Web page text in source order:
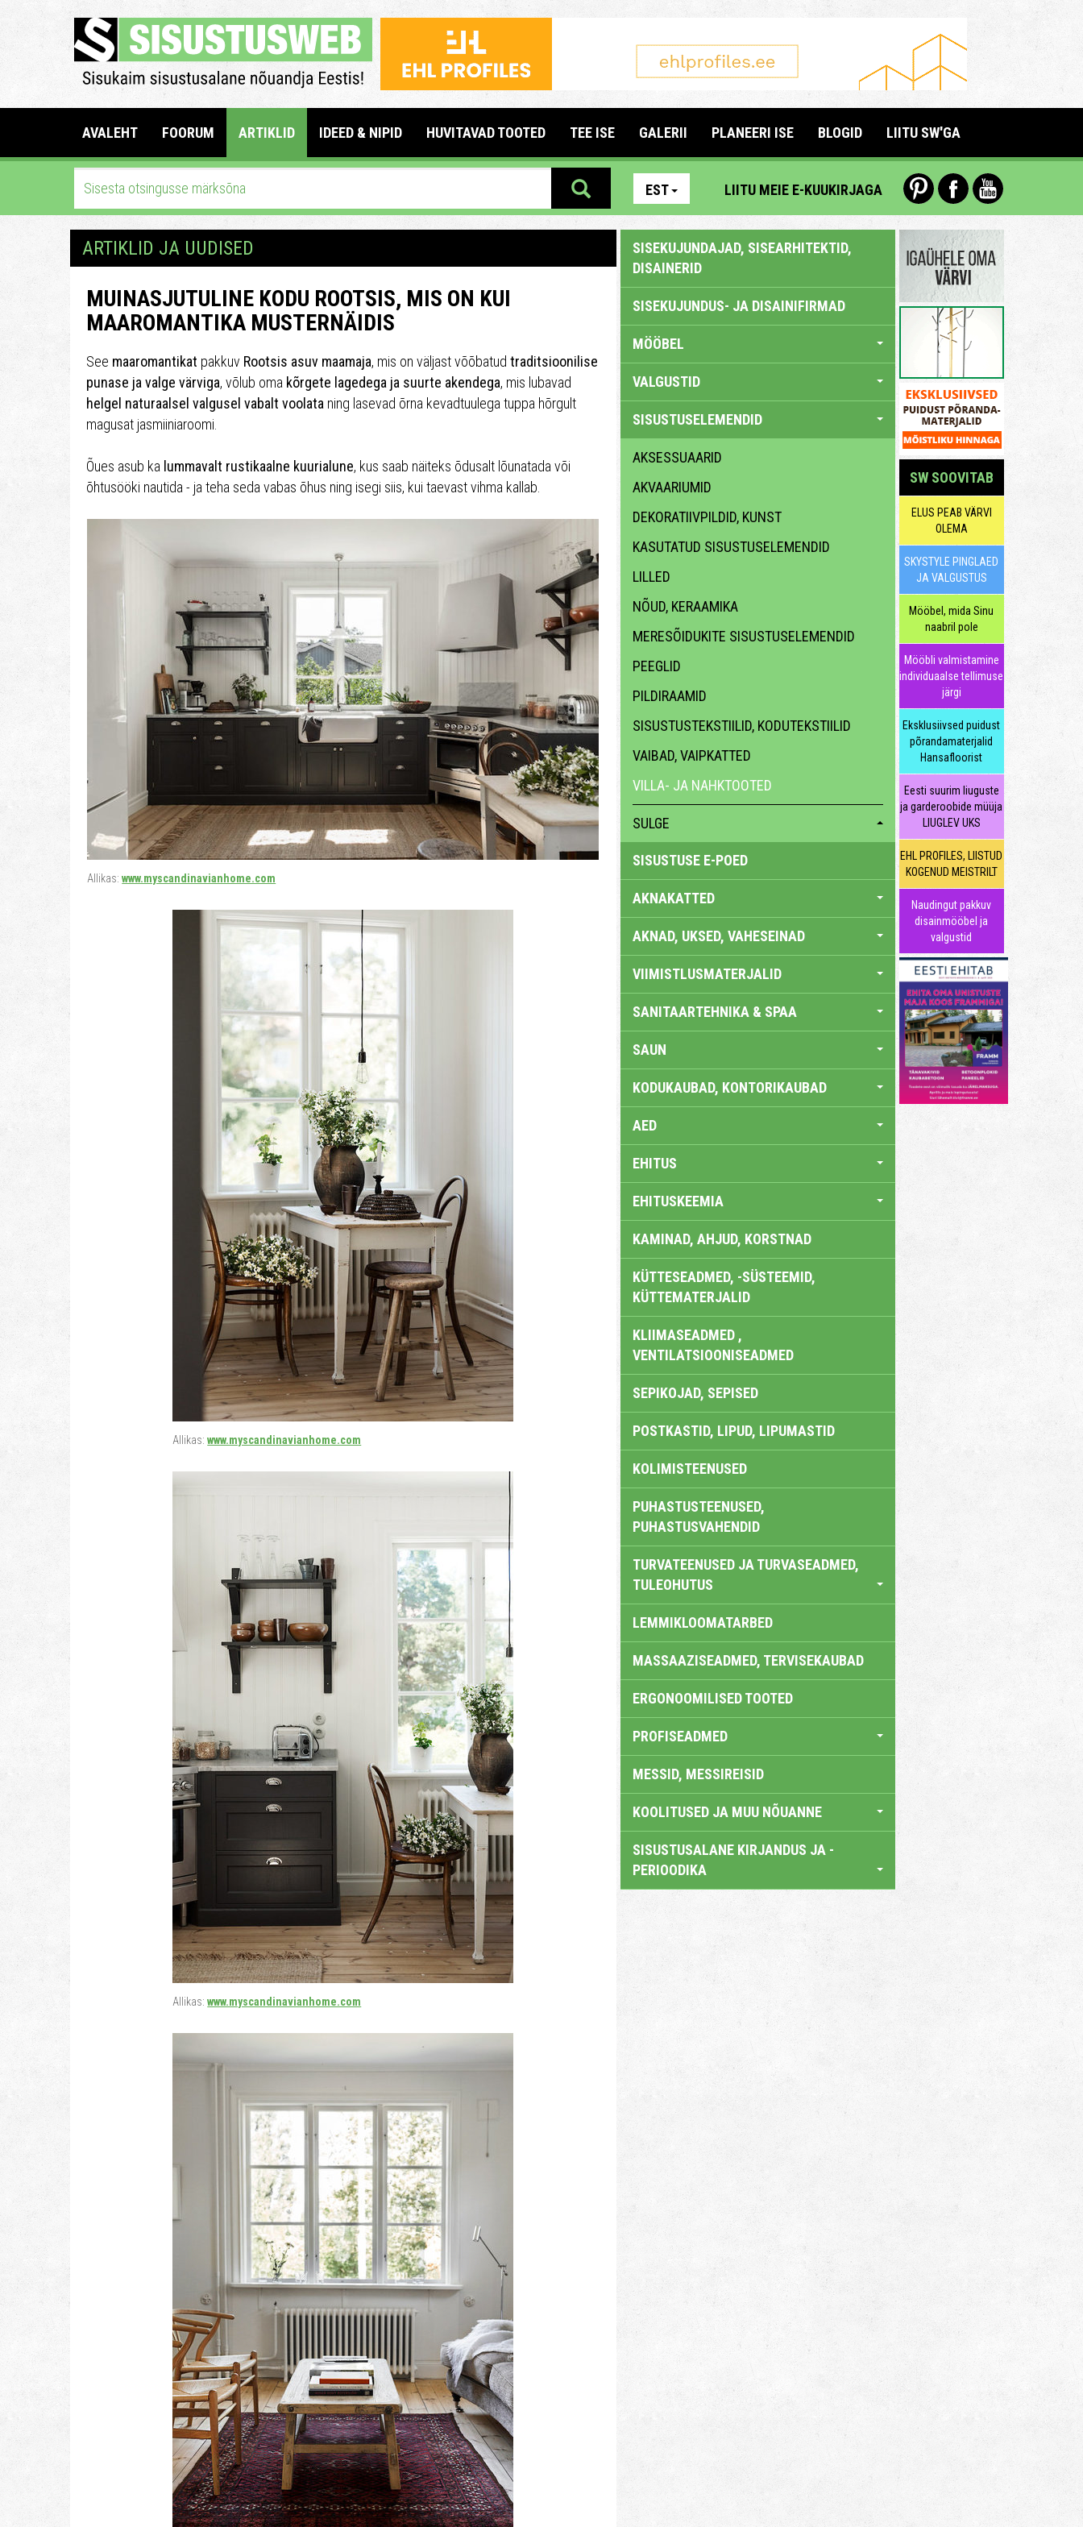
AVALEHT FOORUM ARTIKLID IDEED & NIPID HUVITAVAD TOOTED TEE ISE GALERII PLANEERI ISE BLOGID LIITU SW'GA
EST LIITU MEIE E-KUUKIRJAGA
ARTIKLID JA UUDISED
MUINASJUTULINE KODU ROOTSIS, MIS ON KUI
MAAROMANTIKA MUSTERNÄIDIS
See maaromantikat pakkuv Rootsis asuv maamaja, mis on väljast võõbatud traditsioonilise
punase ja valge värviga, võlub oma kõrgete lagedega ja suurte akendega, mis lubavad
helgel naturaalsel valgusel vabalt voolata ning lasevad õrna kevadtuulega tuppa hõrgult
magusat jasmiiniaroomi.
Õues asub ka lummavalt rustikaalne kuurialune, kus saab näiteks õdusalt lõunatada või
õhtusööki nautida - ja teha seda vabas õhus ning isegi siis, kui taevast vihma kallab.
Allikas:www.myscandinavianhome.com
Allikas:www.myscandinavianhome.com
Allikas:www.myscandinavianhome.com
SISEKUJUNDAJAD, SISEARHITEKTID,
DISAINERID
SISEKUJUNDUS- JA DISAINIFIRMAD
MÖÖBEL
VALGUSTID
SISUSTUSELEMENDID
AKSESSUAARID
AKVAARIUMID
DEKORATIIVPILDID, KUNST
KASUTATUD SISUSTUSELEMENDID
LILLED
NÕUD, KERAAMIKA
MERESÕIDUKITE SISUSTUSELEMENDID
PEEGLID
PILDIRAAMID
SISUSTUSTEKSTIILID, KODUTEKSTIILID
VAIBAD, VAIPKATTED
VILLA- JA NAHKTOOTED
SULGE
SISUSTUSE E-POED
AKNAKATTED
AKNAD, UKSED, VAHESEINAD
VIIMISTLUSMATERJALID
SANITAARTEHNIKA & SPAA
SAUN
KODUKAUBAD, KONTORIKAUBAD
AED
EHITUS
EHITUSKEEMIA
KAMINAD, AHJUD, KORSTNAD
KÜTTESEADMED, -SÜSTEEMID,
KÜTTEMATERJALID
KLIIMASEADMED ,
VENTILATSIOONISEADMED
SEPIKOJAD, SEPISED
POSTKASTID, LIPUD, LIPUMASTID
KOLIMISTEENUSED
PUHASTUSTEENUSED,
PUHASTUSVAHENDID
TURVATEENUSED JA TURVASEADMED,
TULEOHUTUS
LEMMIKLOOMATARBED
MASSAAZISEADMED, TERVISEKAUBAD
ERGONOOMILISED TOOTED
PROFISEADMED
MESSID, MESSIREISID
KOOLITUSED JA MUU NÕUANNE
SISUSTUSALANE KIRJANDUS JA -
PERIOODIKA
SW SOOVITAB
ELUS PEAB VÄRVI
OLEMA
SKYSTYLE PINGLAED
JA VALGUSTUS
Mööbel, mida Sinu
naabril pole
Mööbli valmistamine
individuaalse tellimuse
järgi
Eksklusiivsed puidust
põrandamaterjalid
Hansafloorist
Eesti suurim liuguste
ja garderoobide müüja
LIUGLEV UKS
EHL PROFILES, LIISTUD
KOGENUD MEISTRILT
Naudingut pakkuv
disainmööbel ja
valgustid